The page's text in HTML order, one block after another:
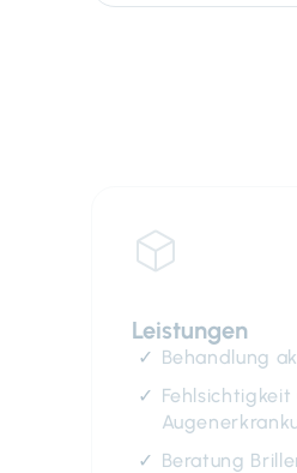
Leistungen
Behandlung
Fehlsichtigkeit
Beratung